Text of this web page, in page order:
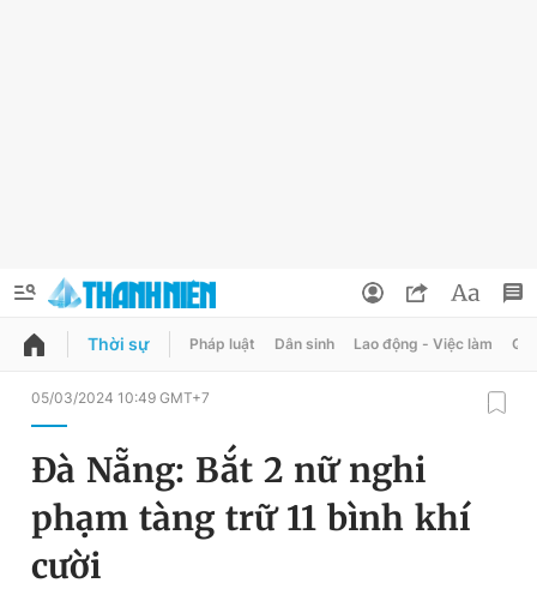
QUẢNG CÁO
Chuyên mục
Chuyên mục khác
Đổi mật khẩu
Tin đã lưu
Thời sự Pháp luật Dân sinh Lao động - Việc làm
05/03/2024 10:49 GMT+7
Đà Nẵng: Bắt 2 nữ nghi
phạm tàng trữ 11 bình khí
cười